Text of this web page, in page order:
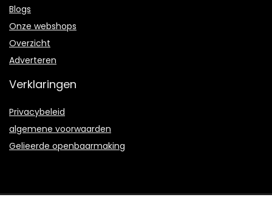
Blogs
Onze webshops
Overzicht
Adverteren
Verklaringen
Privacybeleid
algemene voorwaarden
Gelieerde openbaarmaking